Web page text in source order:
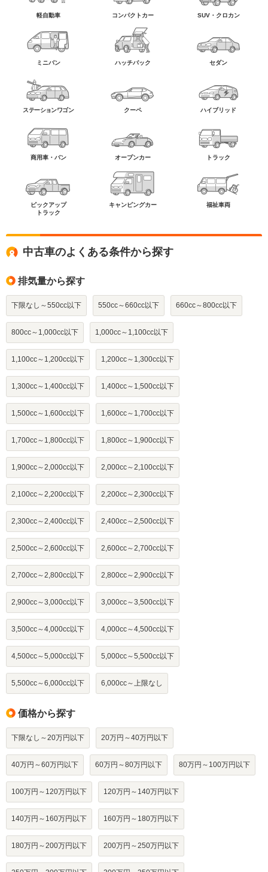
軽自動車 コンパクトカー SUV・クロカン
ミニバン ハッチバック セダン
ステーションワゴン クーペ ハイブリッド
商用車・バン オープンカー トラック
ピックアップ
トラック
キャンピングカー 福祉車両
中古車のよくある条件から探す
排気量から探す
下限なし～550cc以下 550cc～660cc以下 660cc～800cc以下
800cc～1,000cc以下 1,000cc～1,100cc以下
1,100cc～1,200cc以下 1,200cc～1,300cc以下
1,300cc～1,400cc以下 1,400cc～1,500cc以下
1,500cc～1,600cc以下 1,600cc～1,700cc以下
1,700cc～1,800cc以下 1,800cc～1,900cc以下
1,900cc～2,000cc以下 2,000cc～2,100cc以下
2,100cc～2,200cc以下 2,200cc～2,300cc以下
2,300cc～2,400cc以下 2,400cc～2,500cc以下
2,500cc～2,600cc以下 2,600cc～2,700cc以下
2,700cc～2,800cc以下 2,800cc～2,900cc以下
2,900cc～3,000cc以下 3,000cc～3,500cc以下
3,500cc～4,000cc以下 4,000cc～4,500cc以下
4,500cc～5,000cc以下 5,000cc～5,500cc以下
5,500cc～6,000cc以下 6,000cc～上限なし
価格から探す
下限なし～20万円以下 20万円～40万円以下
40万円～60万円以下 60万円～80万円以下 80万円～100万円以下
100万円～120万円以下 120万円～140万円以下
140万円～160万円以下 160万円～180万円以下
180万円～200万円以下 200万円～250万円以下